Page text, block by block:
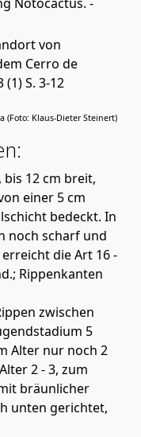
von
Cerro de
(1) S. 3-12
(Foto: Klaus-Dieter Steinert)
12 cm breit,
einer 5 cm
bedeckt. In
noch scharf und
die Art 16 -
Rippenkanten
zwischen
5
Alter nur noch 2
2 - 3, zum
bräunlicher
unten gerichtet,